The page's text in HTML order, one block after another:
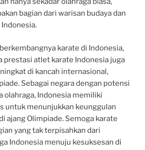
bagian dari warisan budaya dan
karate di Indonesia,
prestasi atlet karate Indonesia juga
di kancah internasional,
Sebagai negara dengan potensi
olahraga, Indonesia memiliki
untuk menunjukkan keunggulan
ajang Olimpiade. Semoga karate
yang tak terpisahkan dari
Indonesia menuju kesuksesan di